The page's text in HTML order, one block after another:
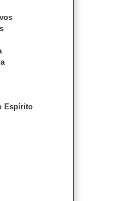
Espírito